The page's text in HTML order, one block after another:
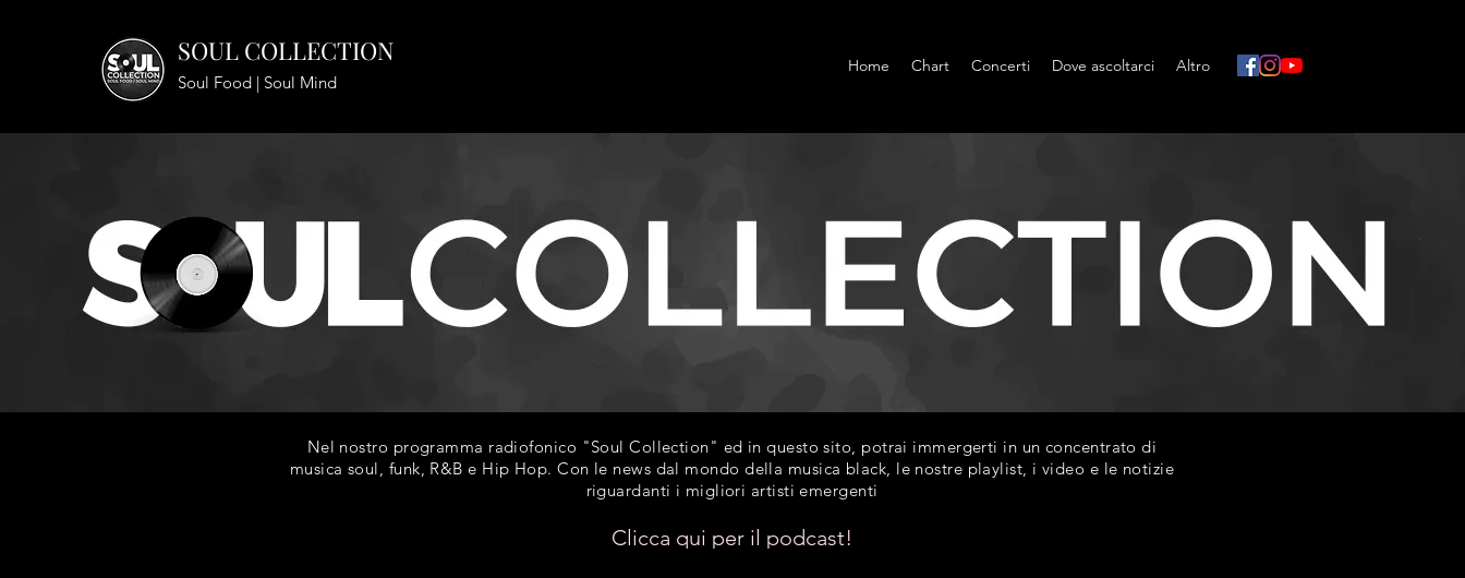
SOUL COLLECTION
Soul Food | Soul Mind
Home Chart Concerti Dove ascoltarci Altro
Nel nostro programma radiofonico "Soul Collection" ed in questo sito, potrai immergerti in un concentrato di
musica soul, funk, R&B e Hip Hop. Con le news dal mondo della musica black, le nostre playlist, i video e le notizie
riguardanti i migliori artisti emergenti
Clicca qui per il podcast!